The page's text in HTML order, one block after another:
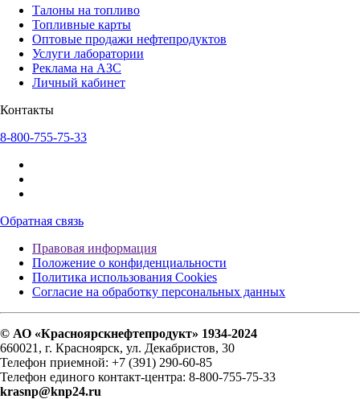
Талоны на топливо
Топливные карты
Оптовые продажи нефтепродуктов
Услуги лаборатории
Реклама на АЗС
Личный кабинет
Контакты
8-800-755-75-33
Обратная связь
Правовая информация
Положение о конфиденциальности
Политика использования Cookies
Согласие на обработку персональных данных
© АО «Красноярскнефтепродукт» 1934-2024
660021, г. Красноярск, ул. Декабристов, 30
Телефон приемной: +7 (391) 290-60-85
Телефон единого контакт-центра: 8-800-755-75-33
krasnp@knp24.ru